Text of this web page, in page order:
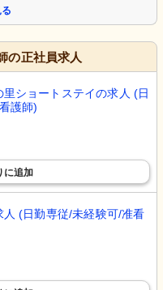
の正社員求人
ショートステイの求人 (日
護師)
に追加
人 (日勤専従/未経験可/准看